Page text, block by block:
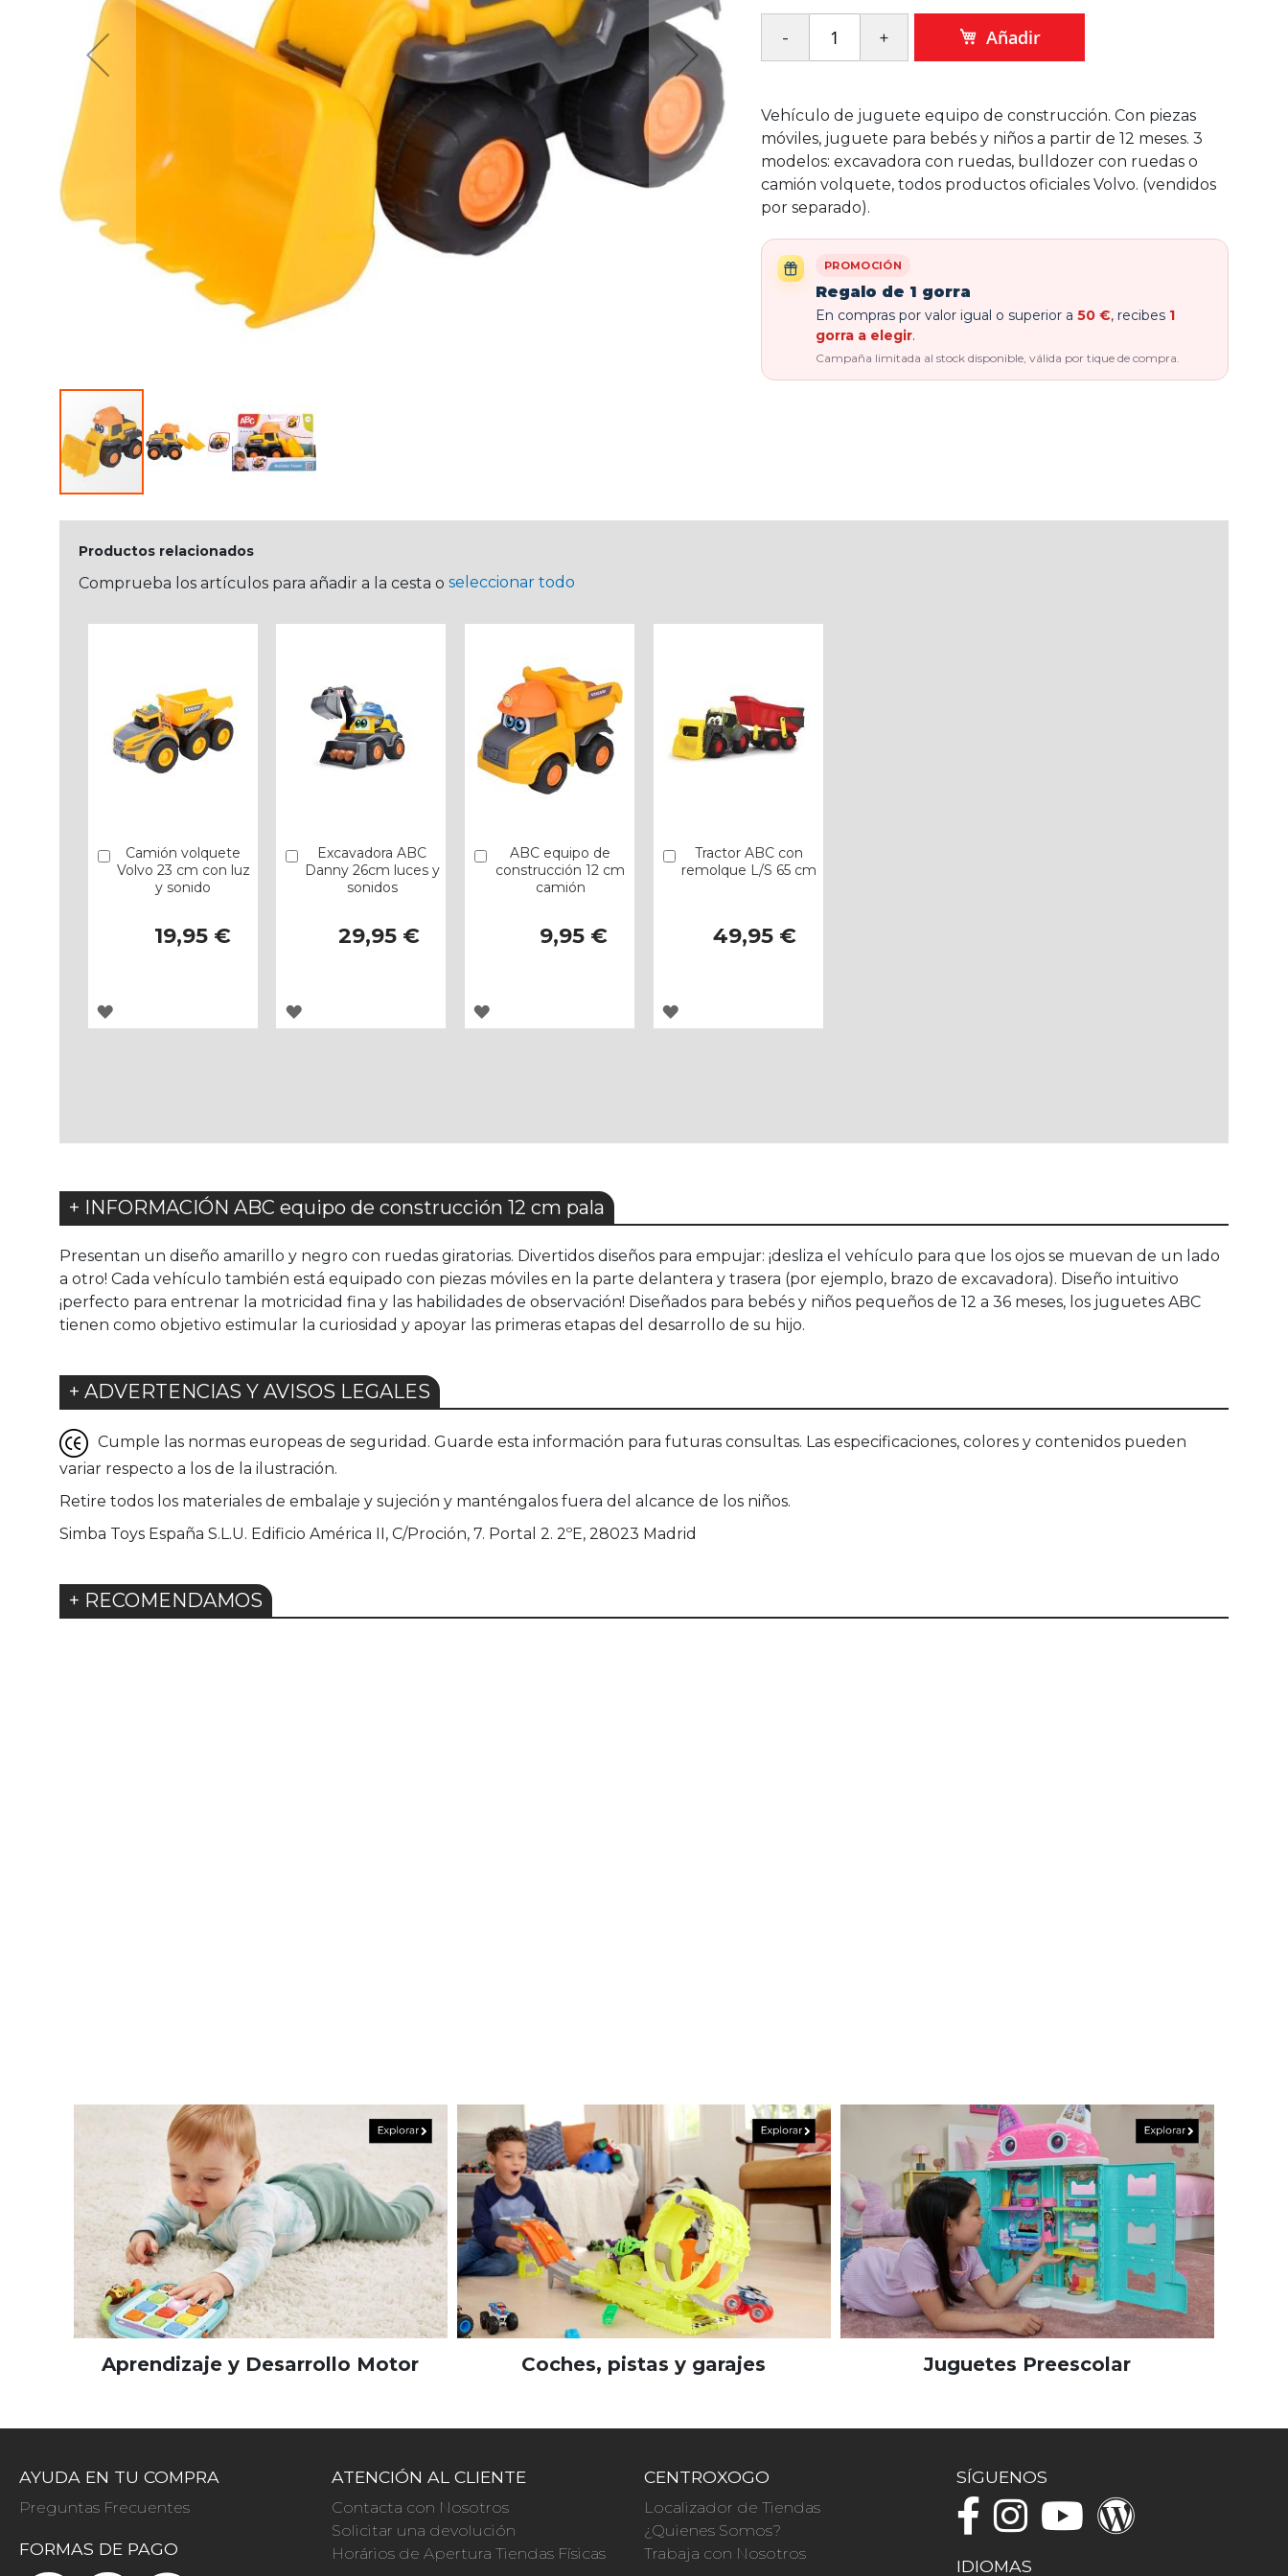
Añadir
Vehículo de juguete equipo de construcción. Con piezas
móviles, juguete para bebés y niños a partir de 12 meses. 3
modelos: excavadora con ruedas, bulldozer con ruedas o
camión volquete, todos productos oficiales Volvo. (vendidos
por separado).
PROMOCIÓN
Regalo de 1 gorra
En compras por valor igual o superior a 50 €, recibes 1
gorra a elegir.
Campaña limitada al stock disponible, válida por tique de compra.
Productos relacionados
Comprueba los artículos para añadir a la cesta o seleccionar todo
Camión volquete
Volvo 23 cm con luz
y sonido
19,95 €
Añadir
AGREGAR
Excavadora ABC
Danny 26cm luces y
sonidos
29,95 €
Añadir
AGREGAR
ABC equipo de
construcción 12 cm
camión
9,95 €
Añadir
AGREGAR
Tractor ABC con
remolque L/S 65 cm
49,95 €
Añadir
AGREGAR
+ INFORMACIÓN ABC equipo de construcción 12 cm pala
Presentan un diseño amarillo y negro con ruedas giratorias. Divertidos diseños para empujar: ¡desliza el vehículo para que los ojos se muevan de un lado
a otro! Cada vehículo también está equipado con piezas móviles en la parte delantera y trasera (por ejemplo, brazo de excavadora). Diseño intuitivo
¡perfecto para entrenar la motricidad fina y las habilidades de observación! Diseñados para bebés y niños pequeños de 12 a 36 meses, los juguetes ABC
tienen como objetivo estimular la curiosidad y apoyar las primeras etapas del desarrollo de su hijo.
+ ADVERTENCIAS Y AVISOS LEGALES
Cumple las normas europeas de seguridad. Guarde esta información para futuras consultas. Las especificaciones, colores y contenidos pueden
variar respecto a los de la ilustración.
Retire todos los materiales de embalaje y sujeción y manténgalos fuera del alcance de los niños.
Simba Toys España S.L.U. Edificio América II, C/Proción, 7. Portal 2. 2ºE, 28023 Madrid
+ RECOMENDAMOS
Aprendizaje y Desarrollo Motor Coches, pistas y garajes Juguetes Preescolar
AYUDA EN TU COMPRA
Preguntas Frecuentes
FORMAS DE PAGO
ATENCIÓN AL CLIENTE
Contacta con Nosotros
Solicitar una devolución
Horários de Apertura Tiendas Físicas
CENTROXOGO
Localizador de Tiendas
¿Quienes Somos?
Trabaja con Nosotros
SÍGUENOS
IDIOMAS